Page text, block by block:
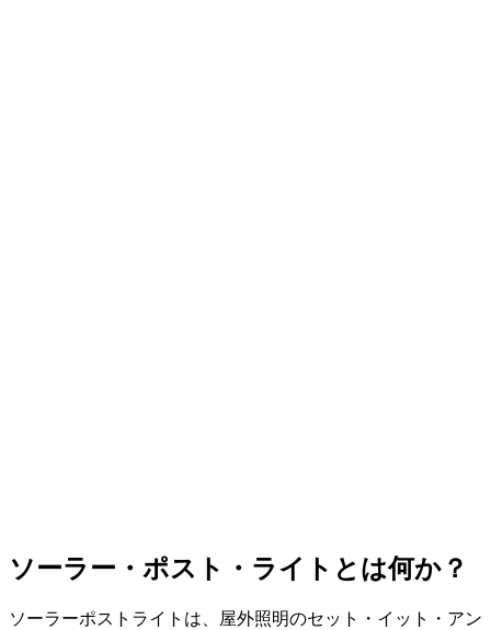
ソーラー・ポスト・ライトとは何か？
ソーラーポストライトは、屋外照明のセット・イット・アン